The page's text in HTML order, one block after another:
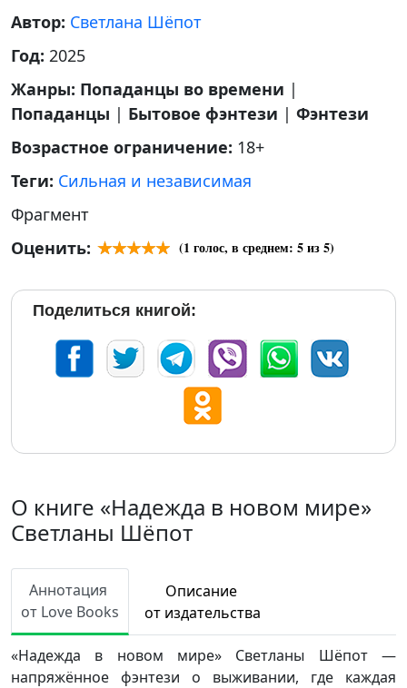
Автор: Светлана Шёпот
Год: 2025
Жанры: Попаданцы во времени |
Попаданцы | Бытовое фэнтези | Фэнтези
Возрастное ограничение: 18+
Теги: Сильная и независимая
Фрагмент
Оценить:
(1 голос, в среднем: 5из 5)
Поделиться книгой:
О книге «Надежда в новом мире»
Светланы Шёпот
Аннотация
от Love Books
Описание
от издательства
«Надежда в новом мире» Светланы Шёпот —
напряжённое фэнтези о выживании, где каждая